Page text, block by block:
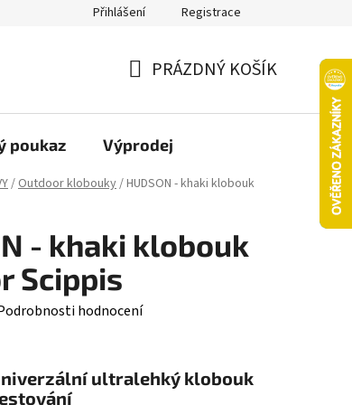
vrácení ve 14denní lhůtě Platba objednávky kartou
Přihlášení Registrace
KOŠÍK
PRÁZDNÝ KOŠÍK
poukaz Výprodej
/Outdoor klobouky/HUDSON - khaki klobouk
- khaki klobouk
Scippis
hodnocení
ultralehký klobouk